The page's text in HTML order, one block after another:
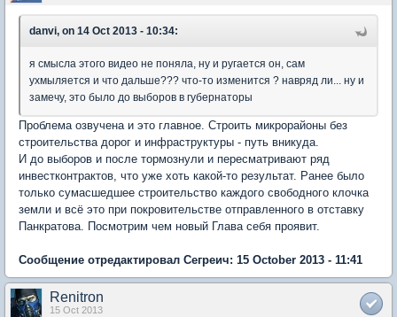
danvi, on 14 Oct 2013 - 10:34:
я смысла этого видео не поняла, ну и ругается он, сам
ухмыляется и что дальше??? что-то изменится ? навряд ли... ну и
замечу, это было до выборов в губернаторы
Проблема озвучена и это главное. Строить микрорайоны без
строительства дорог и инфраструктуры - путь вникуда.
И до выборов и после тормознули и пересматривают ряд
инвестконтрактов, что уже хоть какой-то результат. Ранее было
только сумасшедшее строительство каждого свободного клочка
земли и всё это при покровительстве отправленного в отставку
Панкратова. Посмотрим чем новый Глава себя проявит.
Сообщение отредактировал Сегреич: 15 October 2013 - 11:41
Renitron
15 Oct 2013